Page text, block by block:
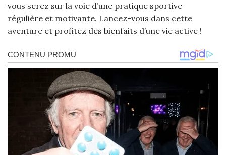
vous serez sur la voie d’une pratique sportive
régulière et motivante. Lancez-vous dans cette
aventure et profitez des bienfaits d’une vie active !